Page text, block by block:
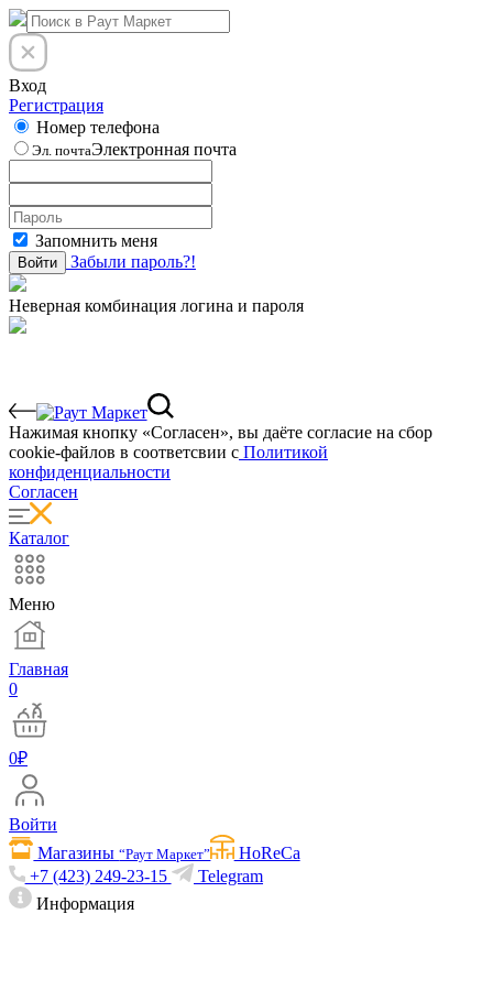
Вход
Регистрация
Номер телефона
Эл. почтаЭлектронная почта
Запомнить меня
Войти Забыли пароль?!
Неверная комбинация логина и пароля
Нажимая кнопку «Согласен», вы даёте cогласие на сбор
cookie-файлов в соответсвии с Политикой
конфиденциальности
Согласен
Каталог
Меню
Главная
0
0₽
Войти
Магазины“Раут Маркет”
HoReCa
+7 (423) 249-23-15
Telegram
Информация